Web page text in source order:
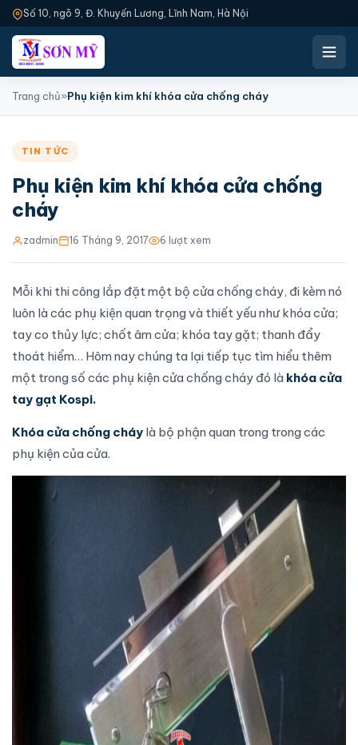
Số 10, ngõ 9, Đ. Khuyến Lương, Lĩnh Nam, Hà Nội
Trang chủ»Phụ kiện kim khí khóa cửa chống cháy
TIN TỨC
Phụ kiện kim khí khóa cửa chống
cháy
zadmin 16 Tháng 9, 2017 6 lượt xem
Mỗi khi thi công lắp đặt một bộ cửa chống cháy, đi kèm nó
luôn là các phụ kiện quan trọng và thiết yếu như khóa cửa;
tay co thủy lực; chốt âm cửa; khóa tay gặt; thanh đẩy
thoát hiểm… Hôm nay chúng ta lại tiếp tục tìm hiểu thêm
một trong số các phụ kiện cửa chống cháy đó là khóa cửa
tay gạt Kospi.
Khóa cửa chống cháy là bộ phận quan trong trong các
phụ kiện của cửa.